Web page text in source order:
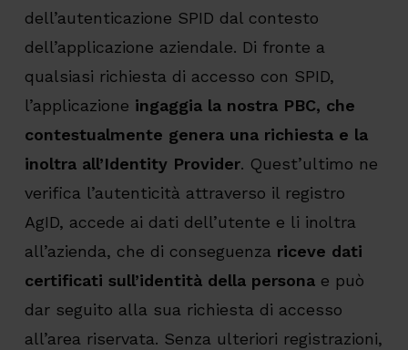
dell’autenticazione SPID dal contesto
dell’applicazione aziendale. Di fronte a
qualsiasi richiesta di accesso con SPID,
l’applicazione ingaggia la nostra PBC, che
contestualmente genera una richiesta e la
inoltra all’Identity Provider. Quest’ultimo ne
verifica l’autenticità attraverso il registro
AgID, accede ai dati dell’utente e li inoltra
all’azienda, che di conseguenza riceve dati
certificati sull’identità della personae può
dar seguito alla sua richiesta di accesso
all’area riservata. Senza ulteriori registrazioni,